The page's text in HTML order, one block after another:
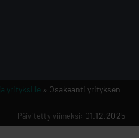
yrityksille » Osakeanti yrityksen
Päivitetty viimeksi: 01.12.2025